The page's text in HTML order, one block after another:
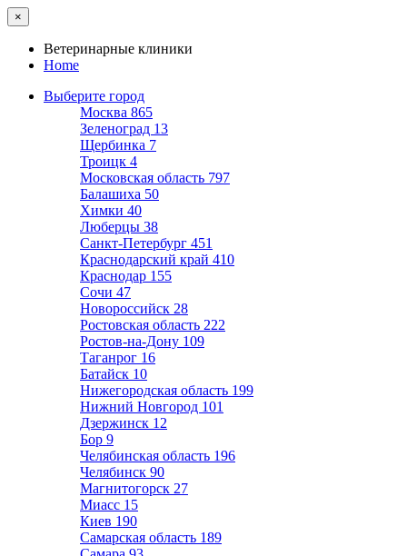
×
Ветеринарные клиники
Home
Выберите город
Москва 865
Зеленоград 13
Щербинка 7
Троицк 4
Московская область 797
Балашиха 50
Химки 40
Люберцы 38
Санкт-Петербург 451
Краснодарский край 410
Краснодар 155
Сочи 47
Новороссийск 28
Ростовская область 222
Ростов-на-Дону 109
Таганрог 16
Батайск 10
Нижегородская область 199
Нижний Новгород 101
Дзержинск 12
Бор 9
Челябинская область 196
Челябинск 90
Магнитогорск 27
Миасс 15
Киев 190
Самарская область 189